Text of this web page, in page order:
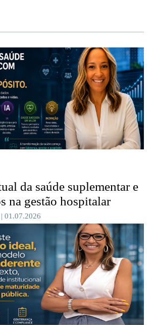
da saúde suplementar e
na gestão hospitalar
01.07.2026